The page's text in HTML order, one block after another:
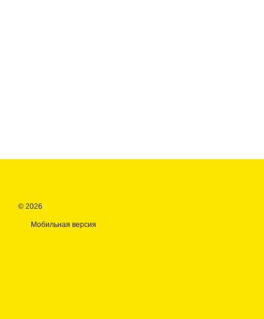
© 2026
Мобильная версия